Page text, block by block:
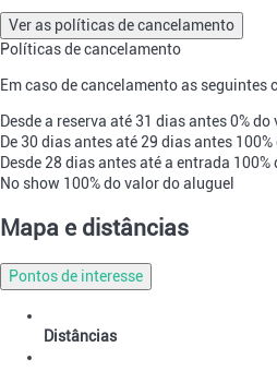
Ver as políticas de cancelamento
Políticas de cancelamento
Em caso de cancelamento as seguintes
Desde a reserva até 31 dias antes0% do
De 30 dias antes até 29 dias antes
Desde 28 dias antes até a entrada 100%
No show 100% do valor do aluguel
Mapa e distâncias
Pontos de interesse
Distâncias